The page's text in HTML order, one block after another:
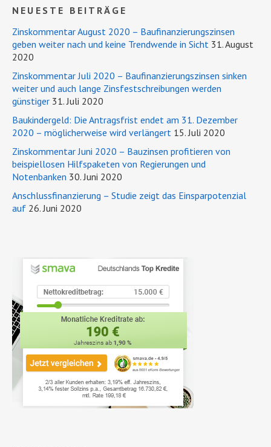
NEUESTE BEITRÄGE
Zinskommentar August 2020 – Baufinanzierungszinsen
geben weiter nach und keine Trendwende in Sicht 31. August
2020
Zinskommentar Juli 2020 – Baufinanzierungszinsen sinken
weiter und auch lange Zinsfestschreibungen werden
günstiger 31. Juli 2020
Baukindergeld: Die Antragsfrist endet am 31. Dezember
2020 – möglicherweise wird verlängert 15. Juli 2020
Zinskommentar Juni 2020 – Bauzinsen profitieren von
beispiellosen Hilfspaketen von Regierungen und
Notenbanken 30. Juni 2020
Anschlussfinanzierung – Studie zeigt das Einsparpotenzial
auf 26. Juni 2020